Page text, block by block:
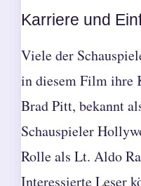
Karriere und
Viele der
in diesem Film ihre
Brad Pitt, bekannt
Schauspieler
Rolle als Lt. Aldo
Interessierte Leser